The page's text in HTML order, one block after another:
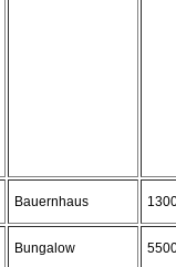
Bauernhaus
Bungalow